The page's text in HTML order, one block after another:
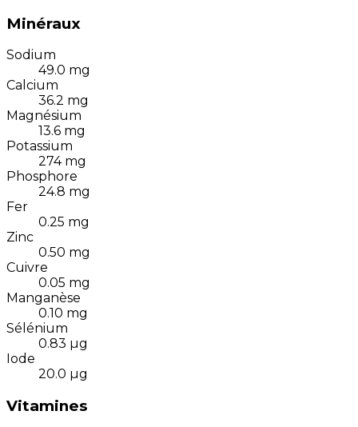
Minéraux
Sodium
49.0 mg
Calcium
36.2 mg
Magnésium
13.6 mg
Potassium
274 mg
Phosphore
24.8 mg
Fer
0.25 mg
Zinc
0.50 mg
Cuivre
0.05 mg
Manganèse
0.10 mg
Sélénium
0.83 µg
Iode
20.0 µg
Vitamines